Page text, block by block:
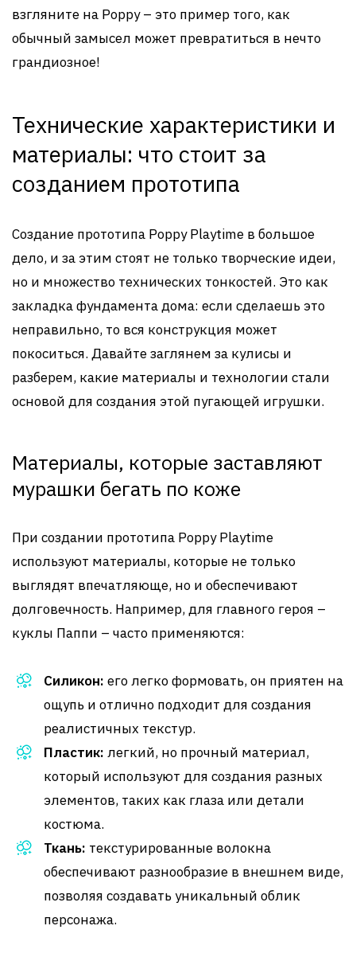
взгляните на Poppy – это пример того, как
обычный замысел может превратиться в нечто
грандиозное!
Технические характеристики и
материалы: что стоит за
созданием прототипа
Создание прототипа Poppy Playtime в большое
дело, и за этим стоят не только творческие идеи,
но и множество технических тонкостей. Это как
закладка фундамента дома: если сделаешь это
неправильно, то вся конструкция может
покоситься. Давайте заглянем за кулисы и
разберем, какие материалы и технологии стали
основой для создания этой пугающей игрушки.
Материалы, которые заставляют
мурашки бегать по коже
При создании прототипа Poppy Playtime
используют материалы, которые не только
выглядят впечатляюще, но и обеспечивают
долговечность. Например, для главного героя –
куклы Паппи – часто применяются:
Силикон: его легко формовать, он приятен на
ощупь и отлично подходит для создания
реалистичных текстур.
Пластик: легкий, но прочный материал,
который используют для создания разных
элементов, таких как глаза или детали
костюма.
Ткань: текстурированные волокна
обеспечивают разнообразие в внешнем виде,
позволяя создавать уникальный облик
персонажа.